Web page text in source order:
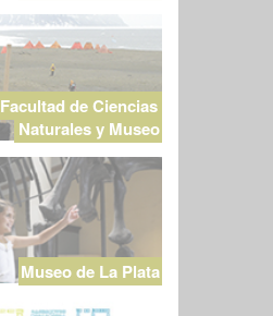
Facultad de Ciencias
Naturales y Museo
Museo de La Plata